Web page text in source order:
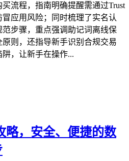
流程，指南明确提醒需通过Trust
应用风险；同时梳理了实名认
步骤，重点强调助记词离线保
则，还指导新手识别合规交易
，让新手在操作...
略，安全、便捷的数